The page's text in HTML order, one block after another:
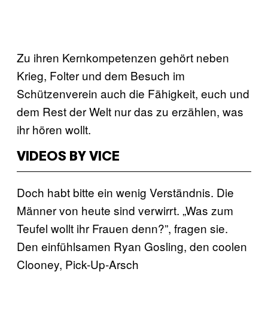
Zu ihren Kernkompetenzen gehört neben
Krieg, Folter und dem Besuch im
Schützenverein auch die Fähigkeit, euch und
dem Rest der Welt nur das zu erzählen, was
ihr hören wollt.
VIDEOS BY VICE
Doch habt bitte ein wenig Verständnis. Die
Männer von heute sind verwirrt. „Was zum
Teufel wollt ihr Frauen denn?”, fragen sie.
Den einfühlsamen Ryan Gosling, den coolen
Clooney, Pick-Up-Arsch